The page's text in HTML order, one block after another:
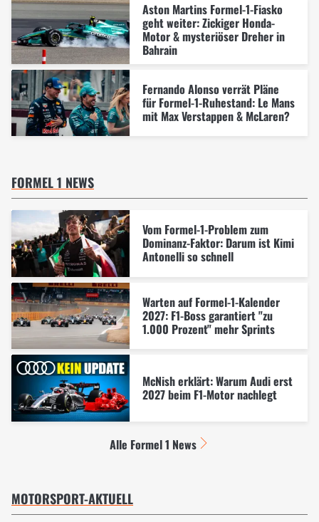
Aston Martins Formel-1-Fiasko
geht weiter: Zickiger Honda-
Motor & mysteriöser Dreher in
Bahrain
Fernando Alonso verrät Pläne
für Formel-1-Ruhestand: Le Mans
mit Max Verstappen & McLaren?
FORMEL 1 NEWS
Vom Formel-1-Problem zum
Dominanz-Faktor: Darum ist Kimi
Antonelli so schnell
Warten auf Formel-1-Kalender
2027: F1-Boss garantiert "zu
1.000 Prozent" mehr Sprints
McNish erklärt: Warum Audi erst
2027 beim F1-Motor nachlegt
Alle Formel 1 News
MOTORSPORT-AKTUELL